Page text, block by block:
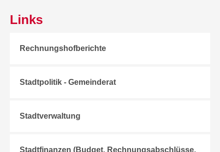
Links
Rechnungshofberichte
Stadtpolitik - Gemeinderat
Stadtverwaltung
Stadtfinanzen (Budget, Rechnungsabschlüsse,